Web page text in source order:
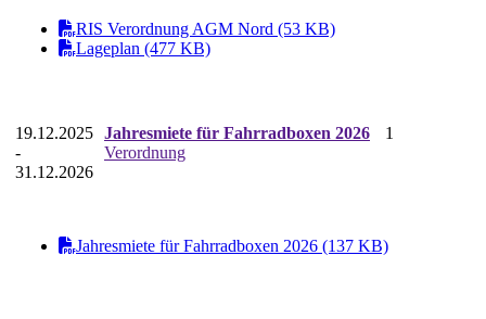
RIS Verordnung AGM Nord (53 KB)
Lageplan (477 KB)
19.12.2025
-
31.12.2026
Jahresmiete für Fahrradboxen 2026
Verordnung
1
Jahresmiete für Fahrradboxen 2026 (137 KB)